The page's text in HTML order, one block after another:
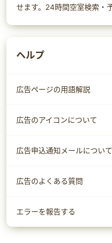
せます。24時間空室検索・
ヘルプ
広告ページの用語解説
広告のアイコンについて
広告申込通知メールについて
広告のよくある質問
エラーを報告する